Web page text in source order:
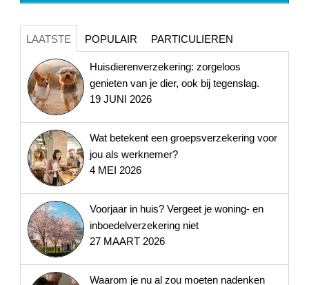
LAATSTE POPULAIR PARTICULIEREN
Huisdierenverzekering: zorgeloos
genieten van je dier, ook bij tegenslag.
19 JUNI 2026
Wat betekent een groepsverzekering voor
jou als werknemer?
4 MEI 2026
Voorjaar in huis? Vergeet je woning- en
inboedelverzekering niet
27 MAART 2026
Waarom je nu al zou moeten nadenken